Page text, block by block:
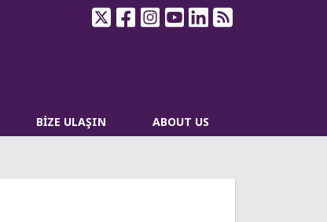
BİZE ULAŞIN ABOUT US